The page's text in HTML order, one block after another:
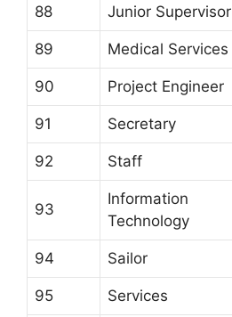
88 Junior Supervisor
89 Medical Services
90 Project Engineer
91 Secretary
92 Staff
93
Information
Technology
94 Sailor
95 Services